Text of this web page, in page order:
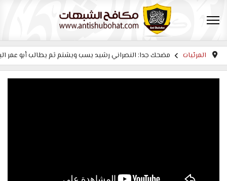
المرئيات مضحك جدا: النصراني رشيد يسب ويشتم ثم يطالب أبو عمر